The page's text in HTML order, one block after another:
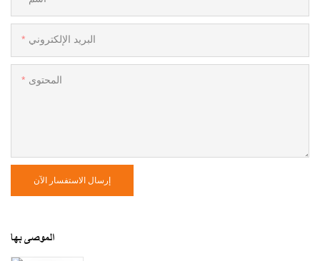
البريد الإلكتروني
المحتوى
إرسال الاستفسار الآن
الموصى بها